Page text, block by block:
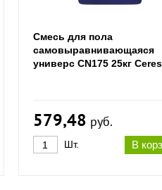
Смесь для пола
самовыравнивающаяся
универс CN175 25кг
579,48 руб.
В
Шт.